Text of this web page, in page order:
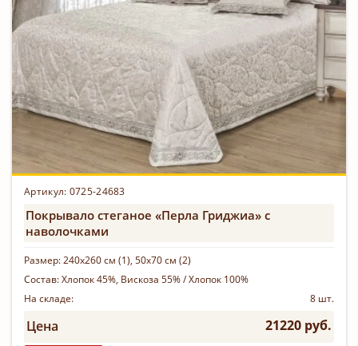
Артикул: 0725-24683
Покрывало стеганое «Перла Гриджиа» с
наволочками
Размер:240х260 см (1), 50х70 см (2)
Состав:Хлопок 45%, Вискоза 55% / Хлопок 100%
На складе:
8 шт.
Цена 21220 руб.